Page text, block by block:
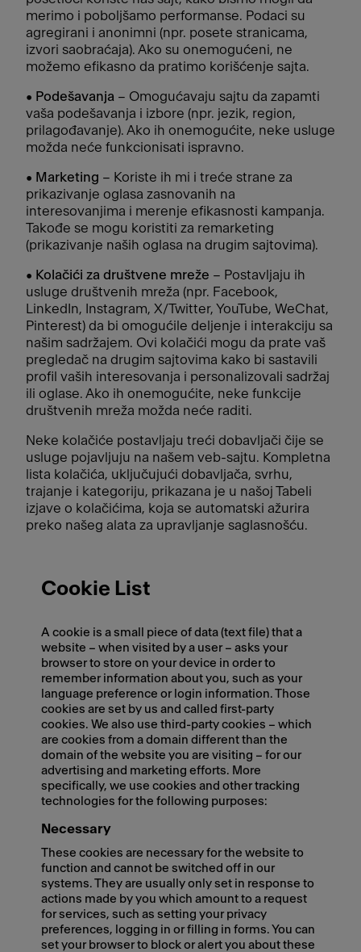
merimo i poboljšamo performanse. Podaci su
agregirani i anonimni (npr. posete stranicama,
izvori saobraćaja). Ako su onemogućeni, ne
možemo efikasno da pratimo korišćenje sajta.
• Podešavanja – Omogućavaju sajtu da zapamti
vaša podešavanja i izbore (npr. jezik, region,
prilagođavanje). Ako ih onemogućite, neke usluge
možda neće funkcionisati ispravno.
• Marketing – Koriste ih mi i treće strane za
prikazivanje oglasa zasnovanih na
interesovanjima i merenje efikasnosti kampanja.
Takođe se mogu koristiti za remarketing
(prikazivanje naših oglasa na drugim sajtovima).
• Kolačići za društvene mreže – Postavljaju ih
usluge društvenih mreža (npr. Facebook,
LinkedIn, Instagram, X/Twitter, YouTube, WeChat,
Pinterest) da bi omogućile deljenje i interakciju sa
našim sadržajem. Ovi kolačići mogu da prate vaš
pregledač na drugim sajtovima kako bi sastavili
profil vaših interesovanja i personalizovali sadržaj
ili oglase. Ako ih onemogućite, neke funkcije
društvenih mreža možda neće raditi.
Neke kolačiće postavljaju treći dobavljači čije se
usluge pojavljuju na našem veb-sajtu. Kompletna
lista kolačića, uključujući dobavljača, svrhu,
trajanje i kategoriju, prikazana je u našoj Tabeli
izjave o kolačićima, koja se automatski ažurira
preko našeg alata za upravljanje saglasnošću.
Cookie List
A cookie is a small piece of data (text file) that a
website – when visited by a user – asks your
browser to store on your device in order to
remember information about you, such as your
language preference or login information. Those
cookies are set by us and called first-party
cookies. We also use third-party cookies – which
are cookies from a domain different than the
domain of the website you are visiting – for our
advertising and marketing efforts. More
specifically, we use cookies and other tracking
technologies for the following purposes:
Necessary
These cookies are necessary for the website to
function and cannot be switched off in our
systems. They are usually only set in response to
actions made by you which amount to a request
for services, such as setting your privacy
preferences, logging in or filling in forms. You can
set your browser to block or alert you about these